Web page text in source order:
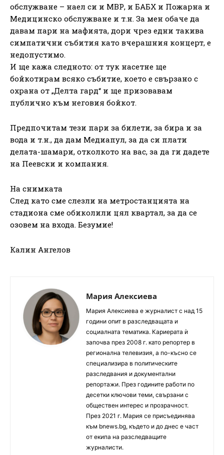
обслужване – наел си и МВР, и БАБХ и Пожарна и
Медицинско обслужване и т.н. За мен обаче да
давам пари на мафията, дори чрез едни такива
симпатични събития като вчерашния концерт, е
недопустимо.
И ще кажа следното: от тук насетне ще
бойкотирам всяко събитие, което е свързано с
охрана от „Делта гард“ и ще призовавам
публично към неговия бойкот.
Предпочитам тези пари за билети, за бира и за
вода и т.н., да дам Медиапул, за да си плати
делата-шамари, отколкото на вас, за да ги дадете
на Пеевски и компания.
На снимката
След като сме слезли на метростанцията на
стадиона сме обиколили цял квартал, за да се
озовем на входа. Безумие!
Калин Ангелов
Мария Алексиева
Мария Алексиева е журналист с над 15
години опит в разследващата и
социалната тематика. Кариерата ѝ
започва през 2008 г. като репортер в
регионална телевизия, а по-късно се
специализира в политическите
разследвания и документални
репортажи. През годините работи по
десетки ключови теми, свързани с
обществен интерес и прозрачност.
През 2021 г. Мария се присъединява
към bnews.bg, където и до днес е част
от екипа на разследващите
журналисти.